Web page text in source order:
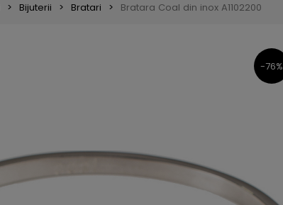
Bijuterii Bratari Bratara Coal din inox A1102200
-76%